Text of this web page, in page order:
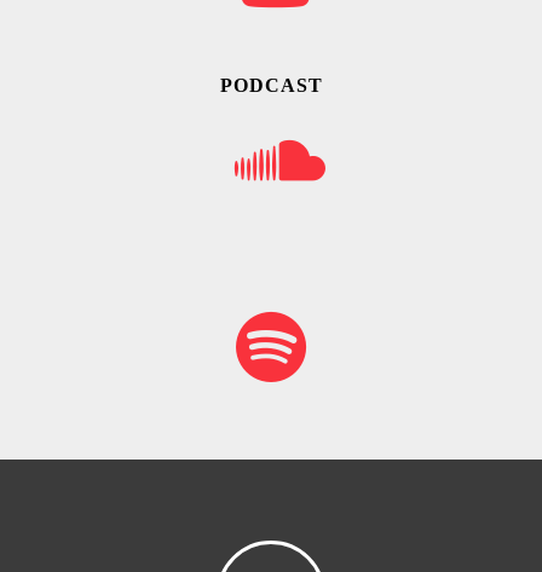
PODCAST